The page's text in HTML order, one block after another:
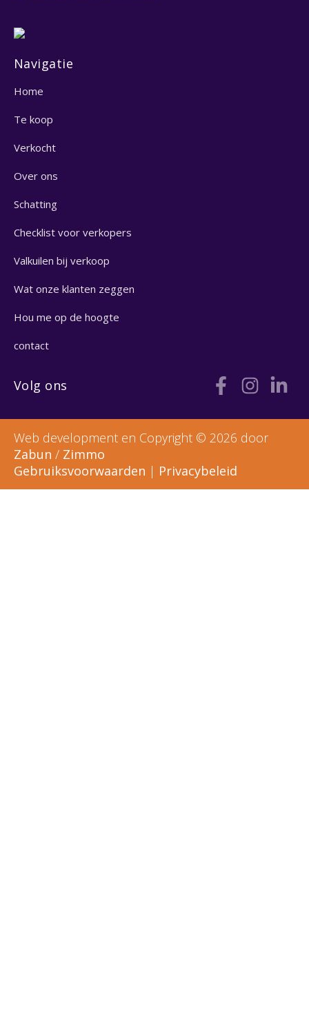
Navigatie
Home
Te koop
Verkocht
Over ons
Schatting
Checklist voor verkopers
Valkuilen bij verkoop
Wat onze klanten zeggen
Hou me op de hoogte
contact
Volg ons
Web development en Copyright © 2026 door
Zabun / Zimmo
Gebruiksvoorwaarden | Privacybeleid